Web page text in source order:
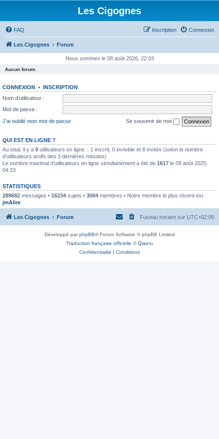
Les Cigognes
FAQ Connexion
Inscription
Les Cigognes Forum
Nous sommes le 08 août 2026, 22:03
Aucun forum.
CONNEXION • INSCRIPTION
Nom d’utilisateur :
Mot de passe :
J’ai oublié mon mot de passe
Se souvenir de moi
QUI EST EN LIGNE ?
Au total, il y a 9 utilisateurs en ligne :: 1 inscrit, 0 invisible et 8 invités (selon le nombre
d’utilisateurs actifs des 3 dernières minutes)
Le nombre maximal d’utilisateurs en ligne simultanément a été de 1617 le 09 août 2025,
04:33
STATISTIQUES
289682 messages • 16234 sujets • 3004 membres • Notre membre le plus récent est
jmAlire
Les Cigognes Forum Fuseau horaire sur UTC+02:00
Développé parphpBB® Forum Software © phpBB Limited
Traduction française officielle ©Qiaeru
Confidentialité | Conditions